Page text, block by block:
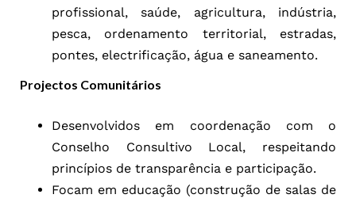
profissional, saúde, agricultura, indústria,
pesca, ordenamento territorial, estradas,
pontes, electrificação, água e saneamento.
Projectos Comunitários
Desenvolvidos em coordenação com o
Conselho Consultivo Local, respeitando
princípios de transparência e participação.
Focam em educação (construção de salas de